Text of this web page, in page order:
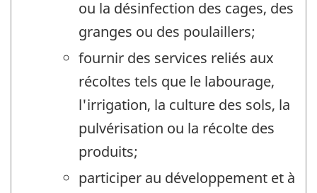
ou la désinfection des cages, des
granges ou des poulaillers;
fournir des services reliés aux
récoltes tels que le labourage,
l'irrigation, la culture des sols, la
pulvérisation ou la récolte des
produits;
participer au développement et à